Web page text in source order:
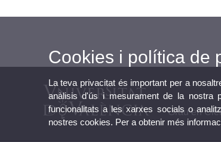
Grau en
Cookies i política de
La teva privacitat és important per a
anàlisis d'ús i mesurament de la nostra
funcionalitats a les xarxes socials o
nostres cookies. Per a obtenir més